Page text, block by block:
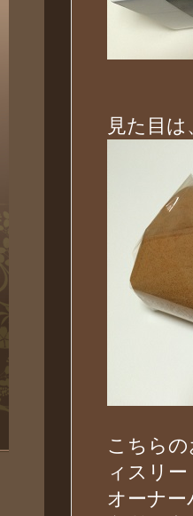
見た目
こちら
ィスリ
オーナ